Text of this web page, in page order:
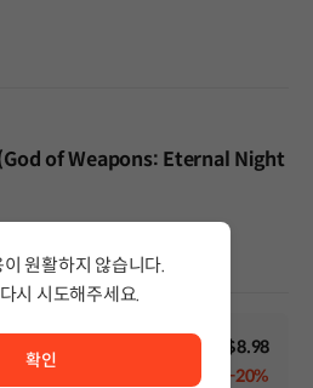
(God of Weapons: Eternal Night
$8.98
-20%
원활하지 않습니다.
시 시도해주세요.
확인